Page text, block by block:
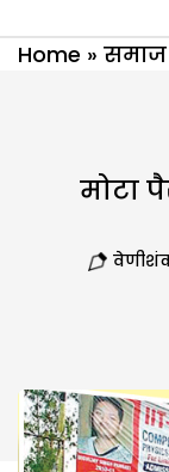
Home » समाज
मोटा